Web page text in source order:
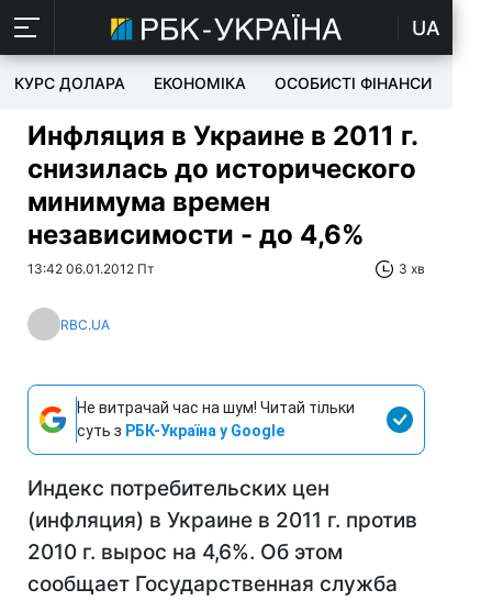
UA
КУРС ДОЛАРА ЕКОНОМІКА ОСОБИСТІ ФІНАНСИ
Инфляция в Украине в 2011 г.
снизилась до исторического
минимума времен
независимости - до 4,6%
13:42 06.01.2012 Пт 3 хв
RBC.UA
Не витрачай час на шум! Читай тільки
суть з РБК-Україна у Google
Индекс потребительских цен
(инфляция) в Украине в 2011 г. против
2010 г. вырос на 4,6%. Об этом
сообщает Государственная служба